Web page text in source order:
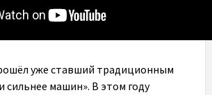
уже ставший традиционным
машин». В этом году